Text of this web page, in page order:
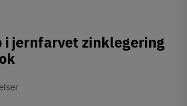
i jernfarvet zinklegering